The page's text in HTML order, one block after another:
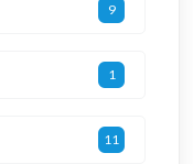
9
1
11